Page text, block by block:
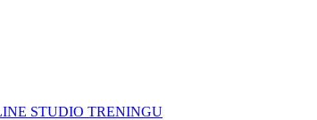
STUDIO TRENINGU